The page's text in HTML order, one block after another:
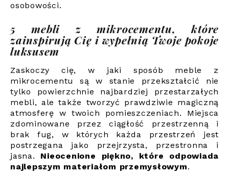
osobowości.
5 mebli z mikrocementu, które
zainspirują Cię i wypełnią Twoje pokoje
luksusem
Zaskoczy cię, w jaki sposób meble z
mikrocementu są w stanie przekształcić nie
tylko powierzchnie najbardziej przestarzałych
mebli, ale także tworzyć prawdziwie magiczną
atmosferę w twoich pomieszczeniach. Miejsca
zdominowane przez ciągłość przestrzenną i
brak fug, w których każda przestrzeń jest
postrzegana jako przejrzysta, przestronna i
jasna. Nieocenione piękno, które odpowiada
najlepszym materiałom przemysłowym.